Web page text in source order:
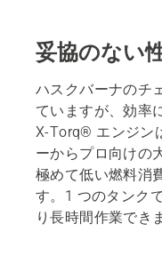
妥協のない
ハスクバーナのチ
ていますが、効率
X-Torq® エンジン
ーからプロ向けの
極めて低い燃料消
す。1 つのタンク
り長時間作業でき